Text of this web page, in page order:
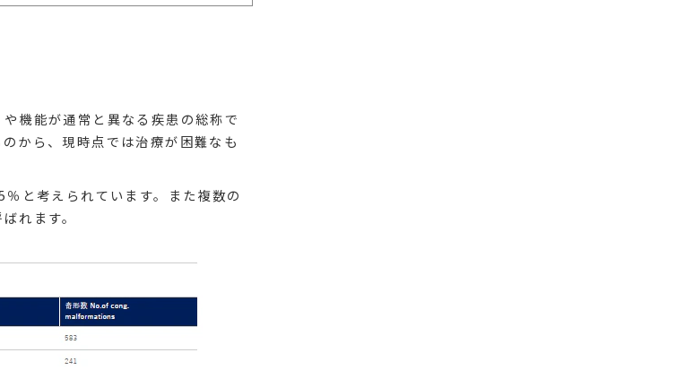
機能が通常と異なる疾患の総称で
から、現時点では治療が困難なも
と考えられています。また複数の
れます。